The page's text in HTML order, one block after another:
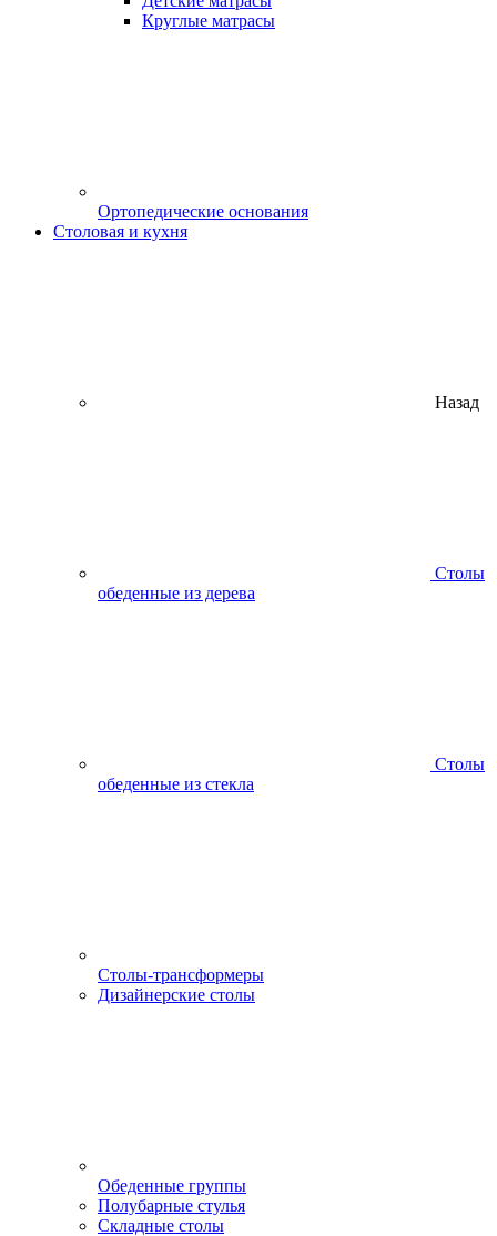
Круглые матрасы
Ортопедические основания
Столовая и кухня
Назад
Столы
обеденные из дерева
Столы
обеденные из стекла
Столы-трансформеры
Дизайнерские столы
Обеденные группы
Полубарные стулья
Складные столы